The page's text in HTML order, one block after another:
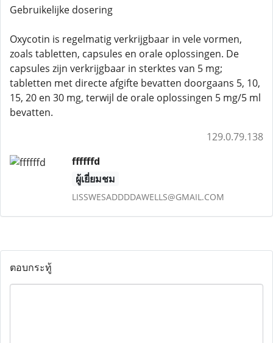
Gebruikelijke dosering
Oxycotin is regelmatig verkrijgbaar in vele vormen,
zoals tabletten, capsules en orale oplossingen. De
capsules zijn verkrijgbaar in sterktes van 5 mg;
tabletten met directe afgifte bevatten doorgaans 5, 10,
15, 20 en 30 mg, terwijl de orale oplossingen 5 mg/5 ml
bevatten.
129.0.79.138
ffffffd
ผู้เยี่ยมชม
LISSWESADDDDAWELLS@GMAIL.COM
ตอบกระทู้